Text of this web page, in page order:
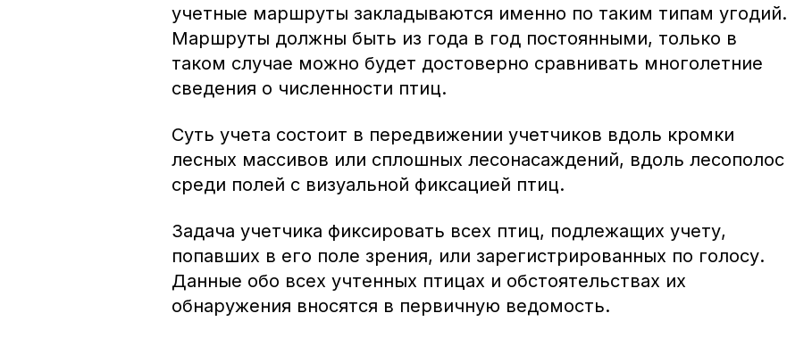
учетные маршруты закладываются именно по таким типам угодий.
Маршруты должны быть из года в год постоянными, только в
таком случае можно будет достоверно сравнивать многолетние
сведения о численности птиц.
Суть учета состоит в передвижении учетчиков вдоль кромки
лесных массивов или сплошных лесонасаждений, вдоль лесополос
среди полей с визуальной фиксацией птиц.
Задача учетчика фиксировать всех птиц, подлежащих учету,
попавших в его поле зрения, или зарегистрированных по голосу.
Данные обо всех учтенных птицах и обстоятельствах их
обнаружения вносятся в первичную ведомость.